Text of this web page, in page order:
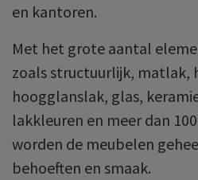
en kantoren.
Met het grote aantal
zoals structuurlijk, matlak,
hoogglanslak, glas,
lakkleuren en meer dan
worden de meubelen
behoeften en smaak.